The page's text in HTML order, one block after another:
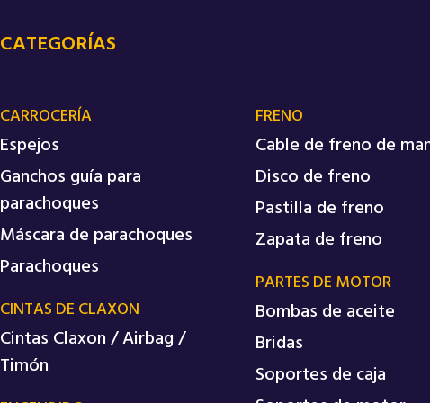
CATEGORÍAS
CARROCERÍA
Espejos
Ganchos guía para
parachoques
Máscara de parachoques
Parachoques
CINTAS DE CLAXON
Cintas Claxon / Airbag /
Timón
FRENO
Cable de freno de
Disco de freno
Pastilla de freno
Zapata de freno
PARTES DE MOTOR
Bombas de aceite
Bridas
Soportes de caja